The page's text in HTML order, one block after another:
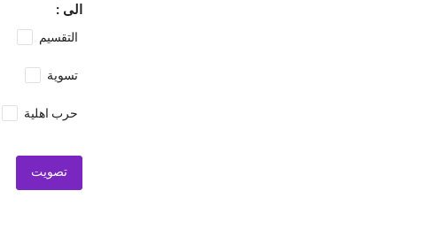
الى :
التقسيم
تسوية
حرب اهلية
تصويت